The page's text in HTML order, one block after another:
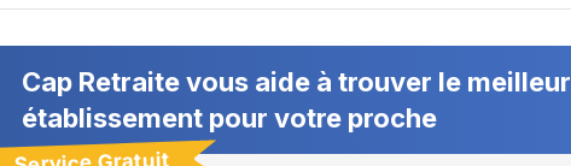
Cap Retraite vous aide à trouver le meilleur
établissement pour votre proche